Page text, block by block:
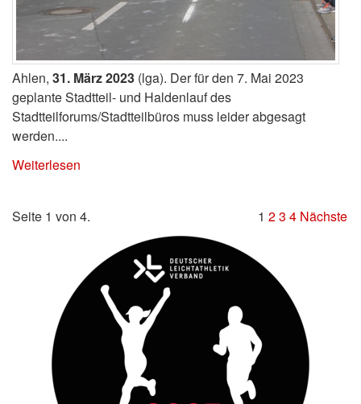
Ahlen, 31. März 2023 (lga). Der für den 7. Mai 2023
geplante Stadtteil- und Haldenlauf des
Stadtteilforums/Stadtteilbüros muss leider abgesagt
werden....
Weiterlesen
Seite 1 von 4. 1 23 4 Nächste